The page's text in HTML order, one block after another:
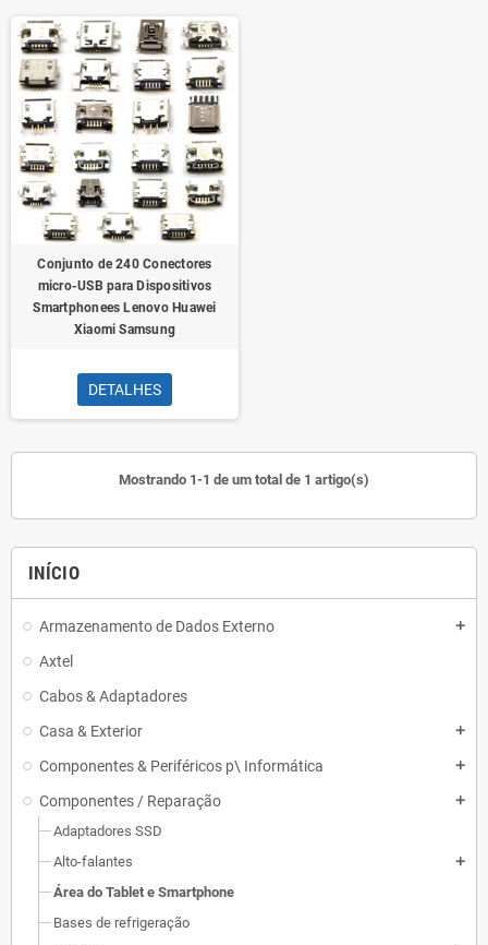
INÍCIO
Armazenamento de Dados Externo add
Axtel
Cabos & Adaptadores
Casa & Exterior
add
Componentes & Periféricos p\ Informática add
Componentes / Reparação add
Adaptadores SSD
Alto-falantes
add
Área do Tablet e Smartphone
Bases de refrigeração
Conjunto de 240 Conectores
micro-USB para Dispositivos
Smartphonees Lenovo Huawei
Xiaomi Samsung
DETALHES
Mostrando 1-1 de um total de 1 artigo(s)